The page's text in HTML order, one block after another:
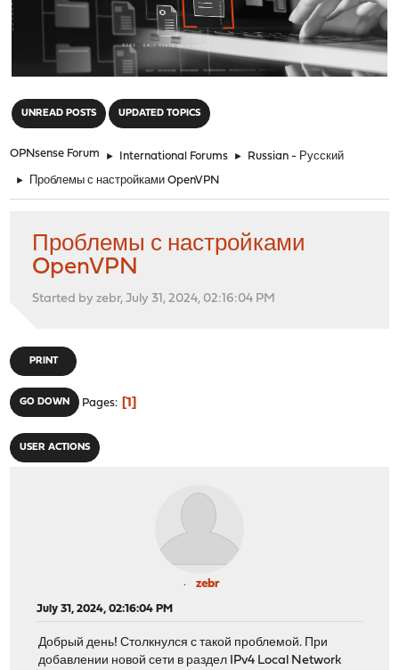
UNREAD POSTS UPDATED TOPICS
OPNsense Forum ► International Forums ► Russian - Русский
► Проблемы с настройками OpenVPN
Проблемы с настройками
OpenVPN
Started by zebr, July 31, 2024, 02:16:04 PM
PRINT
GO DOWN Pages 1
USER ACTIONS
zebr
July 31, 2024, 02:16:04 PM
Добрый день! Столкнулся с такой проблемой. При
добавлении новой сети в раздел IPv4 Local Network